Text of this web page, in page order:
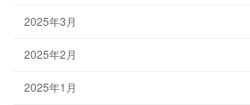
2025年3月
2025年2月
2025年1月